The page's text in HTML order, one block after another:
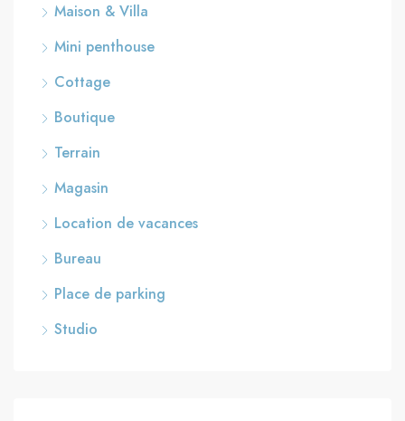
Maison & Villa
Mini penthouse
Cottage
Boutique
Terrain
Magasin
Location de vacances
Bureau
Place de parking
Studio